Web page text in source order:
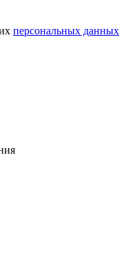
персональных данных